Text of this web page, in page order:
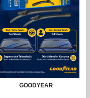
GOODYEAR